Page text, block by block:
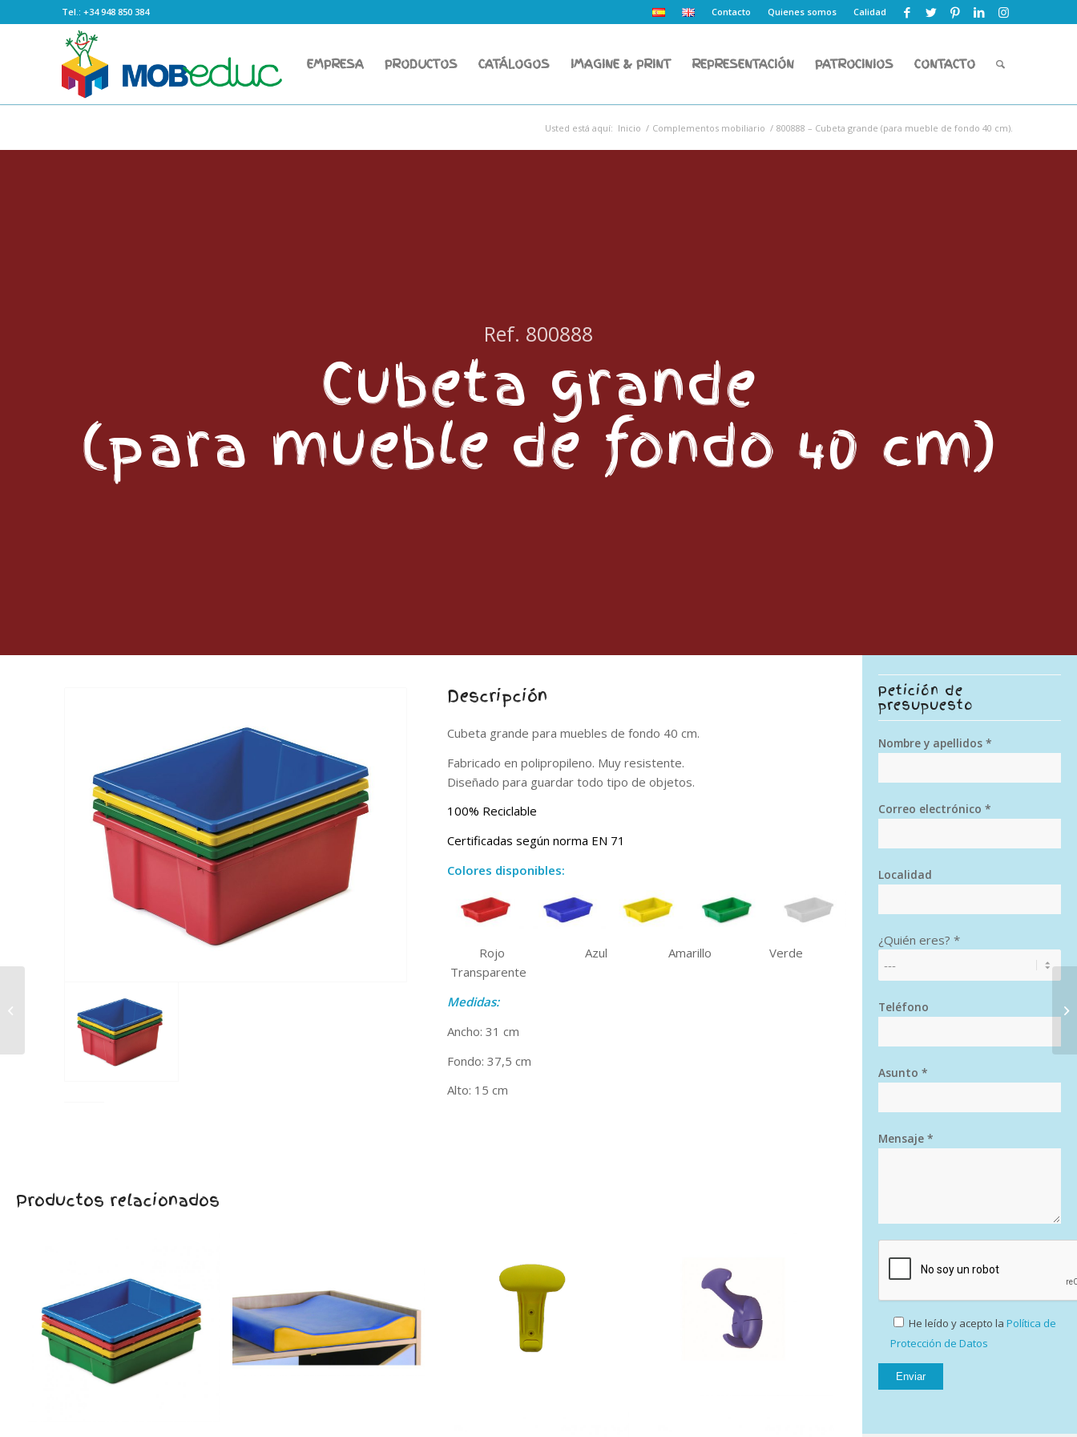
Contacto Quienes somos Calidad
Tel.: +34 948 850 384
EMPRESA PRODUCTOS CATÁLOGOS IMAGINE & PRINT REPRESENTACIÓN PATROCINIOS CONTACTO
Usted está aquí: Inicio / Complementos mobiliario / 800888 – Cubeta grande (para mueble de fondo 40 cm).
Ref. 800888
Cubeta grande
(para mueble de fondo 40 cm)
Descripción
Cubeta grande para muebles de fondo 40 cm.
Fabricado en polipropileno. Muy resistente.
Diseñado para guardar todo tipo de objetos.
100% Reciclable
Certificadas según norma EN 71
Colores disponibles:
Rojo Azul Amarillo Verde
Transparente
Medidas:
Ancho: 31 cm
Fondo: 37,5 cm
Alto: 15 cm
Productos relacionados
Petición de
presupuesto
Nombre y apellidos *
Correo electrónico *
Localidad
¿Quién eres? *
Teléfono
Asunto *
Mensaje *
He leído y acepto la Política de
Protección de Datos
Soporte CPU